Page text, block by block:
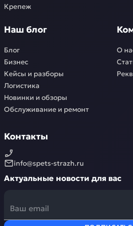
Крепеж
Наш блог
Блог
Бизнес
Кейсы и разборы
Логистика
Новинки и обзоры
Обслуживание и ремонт
О
Контакты
info@spets-strazh.ru
Актуальные новости для вас